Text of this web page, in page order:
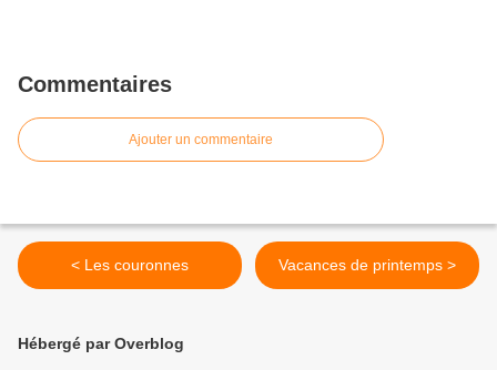
Commentaires
Ajouter un commentaire
< Les couronnes Vacances de printemps >
Hébergé par Overblog